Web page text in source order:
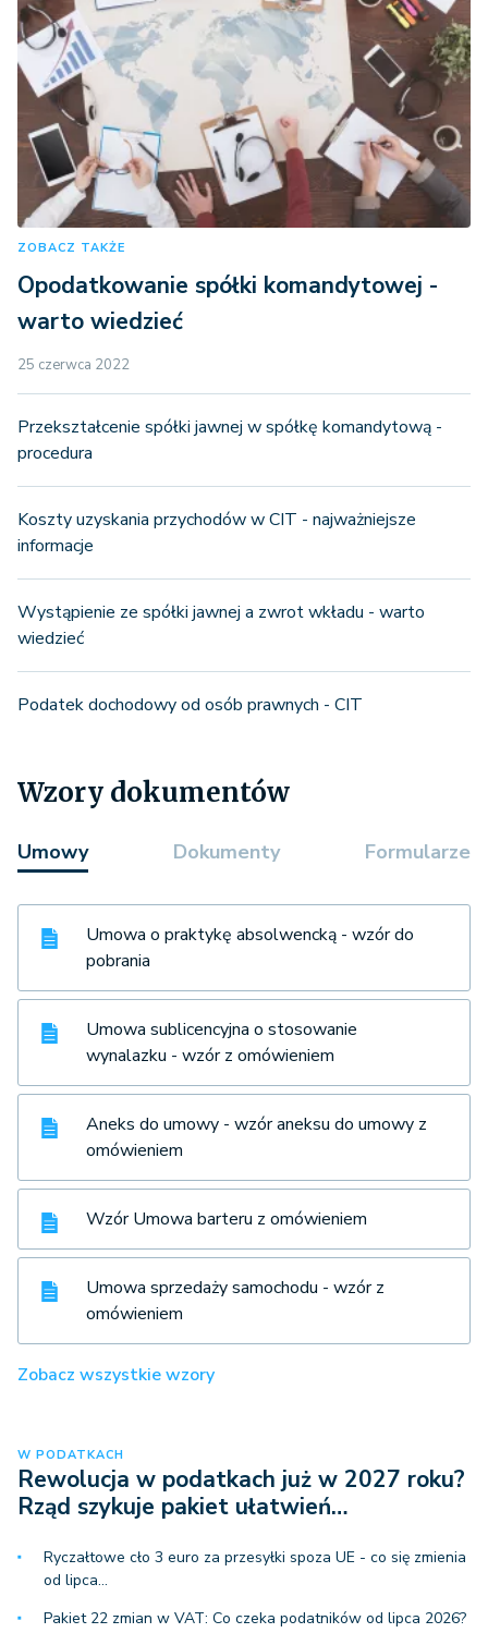
ZOBACZ TAKŻE
Opodatkowanie spółki komandytowej -
warto wiedzieć
25 czerwca 2022
Przekształcenie spółki jawnej w spółkę komandytową -
procedura
Koszty uzyskania przychodów w CIT - najważniejsze
informacje
Wystąpienie ze spółki jawnej a zwrot wkładu - warto
wiedzieć
Podatek dochodowy od osób prawnych - CIT
Wzory dokumentów
Umowy Dokumenty Formularze
Umowa o praktykę absolwencką - wzór do
pobrania
Umowa sublicencyjna o stosowanie
wynalazku - wzór z omówieniem
Aneks do umowy - wzór aneksu do umowy z
omówieniem
Wzór Umowa barteru z omówieniem
Umowa sprzedaży samochodu - wzór z
omówieniem
Zobacz wszystkie wzory
W PODATKACH
Rewolucja w podatkach już w 2027 roku?
Rząd szykuje pakiet ułatwień…
Ryczałtowe cło 3 euro za przesyłki spoza UE - co się zmienia
od lipca…
Pakiet 22 zmian w VAT: Co czeka podatników od lipca 2026?